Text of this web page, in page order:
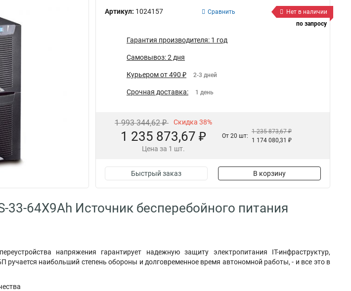
Артикул: 1024157 Сравнить
Нет в наличии
по запросу
Гарантия производителя: 1 год
Самовывоз: 2 дня
Курьером от 490 ₽ 2-3 дней
Срочная доставка: 1 день
1 993 344,62 ₽ Скидка 38%
1 235 873,67 ₽
Цена за 1 шт.
От 20 шт:
1 235 873,67 ₽
1 174 080,31 ₽
Быстрый заказ В корзину
33-64X9Ah Источник бесперебойного питания
напряжения гарантирует надежную защиту электропитания IT-инфраструктур,
наибольший степень обороны и долговременное время автономной работы, - и все это в